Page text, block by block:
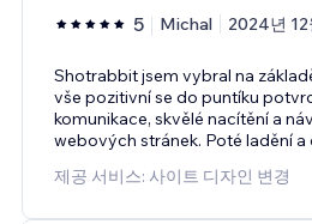
5 Michal 2024년 12
Shotrabbit jsem vybral na
vše pozitivní se do puntíku
komunikace, skvělé nacítění a
webových stránek. Poté ladění
제공 서비스: 사이트 디자인 변경